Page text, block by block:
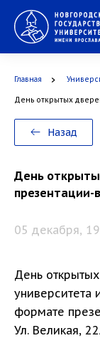
Главная
День открытых
Назад
День
презентации-
05 декабря,
День
университета
формате
Ул. Великая,